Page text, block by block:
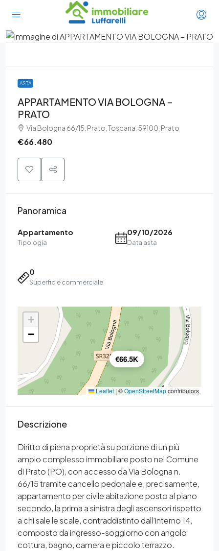
ASTA
APPARTAMENTO VIA BOLOGNA –
PRATO
Via Bologna 66/15, Prato, Toscana, 59100, Prato
€66.480
Panoramica
Appartamento
Tipologia
09/10/2026
Data asta
0
Superficie commerciale
€66.5K
+
−
Leaflet | ©OpenStreetMapcontributors
Descrizione
Diritto di piena proprietà su porzione di un più
ampio complesso immobiliare posto nel Comune
di Prato (PO), con accesso da Via Bologna n.
66/15 tramite cancello pedonale e, precisamente,
appartamento per civile abitazione posto al piano
secondo, la prima a sinistra degli ascensori rispetto
a chi sale le scale, contraddistinto dall’interno 14,
composto da ingresso-soggiorno con angolo
cottura, bagno, camera e piccolo terrazzo.